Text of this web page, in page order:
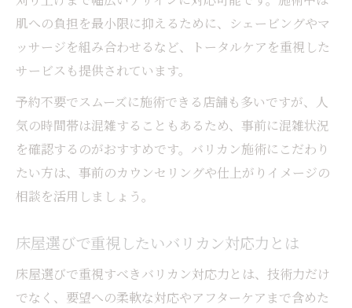
肌への負担を最小限に抑えるために、シェービングやマ
ッサージを組み合わせるなど、トータルケアを重視した
サービスも提供されています。
予約不要でスムーズに施術できる店舗も多いですが、人
気の時間帯は混雑することもあるため、事前に混雑状況
を確認するのがおすすめです。バリカン施術にこだわり
たい方は、事前のカウンセリングや仕上がりイメージの
相談を活用しましょう。
床屋選びで重視したいバリカン対応力とは
床屋選びで重視すべきバリカン対応力とは、技術力だけ
でなく、要望への柔軟な対応やアフターケアまで含めた